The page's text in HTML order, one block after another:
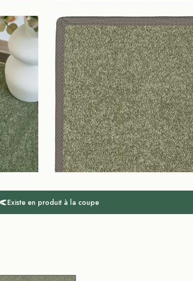
Existe en produit à la coupe